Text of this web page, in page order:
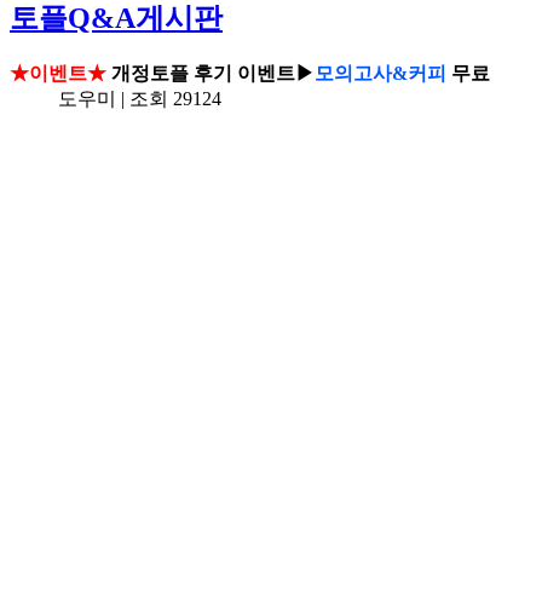
토플Q&A게시판
★이벤트★ 개정토플 후기 이벤트▶모의고사&커피 무료
도우미 | 조회 29124